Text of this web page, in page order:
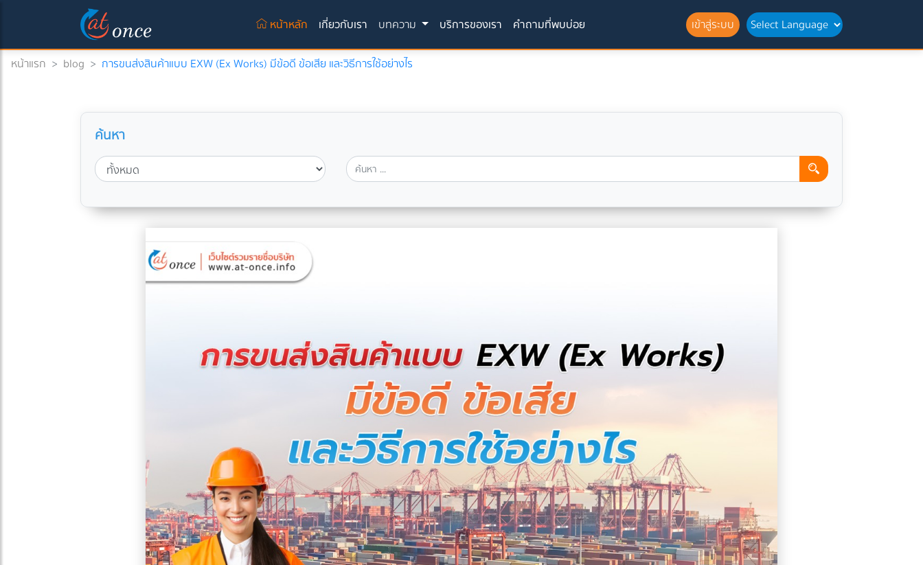
หน้าหลัก (current)
เกี่ยวกับเรา บทความ บริการของเรา คำถามที่พบบ่อย เข้าสู่ระบบ
หน้าแรก > blog > การขนส่งสินค้าแบบ EXW (Ex Works) มีข้อดี ข้อเสีย และวิธีการใช้อย่างไร
ค้นหา